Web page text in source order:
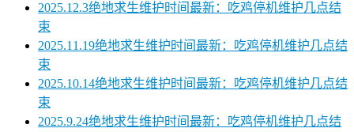
2025.12.3绝地求生维护时间最新：吃鸡停机维护几点结
束
2025.11.19绝地求生维护时间最新：吃鸡停机维护几点结
束
2025.10.14绝地求生维护时间最新：吃鸡停机维护几点结
束
2025.9.24绝地求生维护时间最新：吃鸡停机维护几点结